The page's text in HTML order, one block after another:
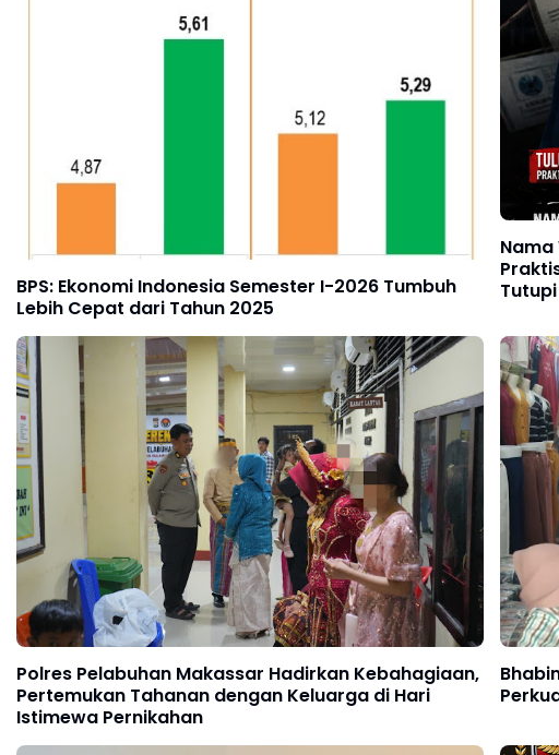
BPS: Ekonomi Indonesia Semester I-2026 Tumbuh
Lebih Cepat dari Tahun 2025
Nama
Tutupi
Polres Pelabuhan Makassar Hadirkan Kebahagiaan,
Pertemukan Tahanan dengan Keluarga di Hari
Istimewa Pernikahan